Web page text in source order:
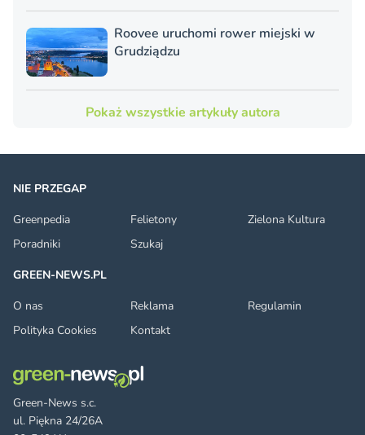
Roovee uruchomi rower miejski w
Grudziądzu
Pokaż wszystkie artykuły autora
Green-News s.c.
ul. Piękna 24/26A
NIE PRZEGAP
Greenpedia
Felietony
Zielona Kultura
Poradniki
Szukaj
GREEN-NEWS.PL
O nas
Reklama
Regulamin
Polityka Cookies
Kontakt